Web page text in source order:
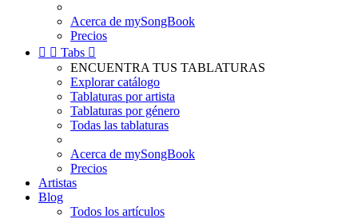
Acerca de mySongBook
Precios
  Tabs 
ENCUENTRA TUS TABLATURAS
Explorar catálogo
Tablaturas por artista
Tablaturas por género
Todas las tablaturas
Acerca de mySongBook
Precios
Artistas
Blog
Todos los artículos